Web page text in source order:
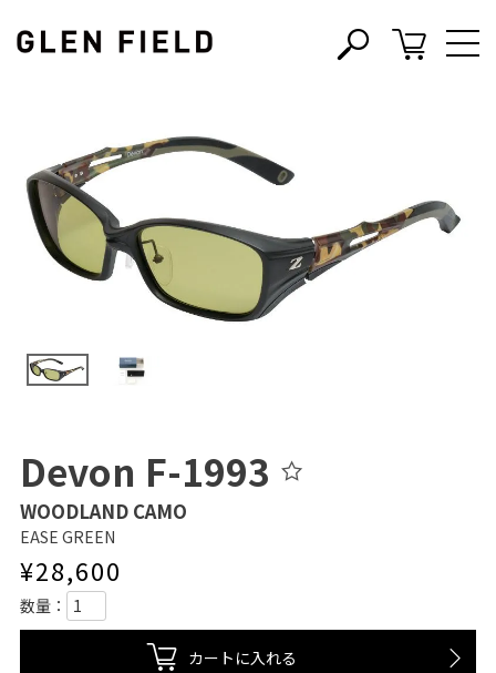
s c
Devon F-1993
WOODLAND CAMO
EASE GREEN
¥28,600
カートに入れる